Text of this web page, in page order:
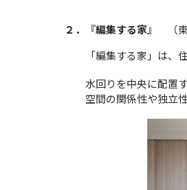
２． 『編集する家』
「編集する家」は、
水回りを中央に配置
空間の関係性や独立